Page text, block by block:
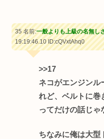
35 名前:一般よりも上級の名無し
19:19:46.10ID:cQVxtAhq0
>>17
ネコがエンジンル
れど、ベルトに巻
ってだけの話じゃ
ちなみに俺は大型